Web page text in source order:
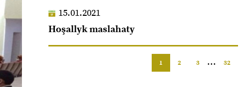
15.01.2021
Hoşallyk maslahaty
1 2 3 ... 32